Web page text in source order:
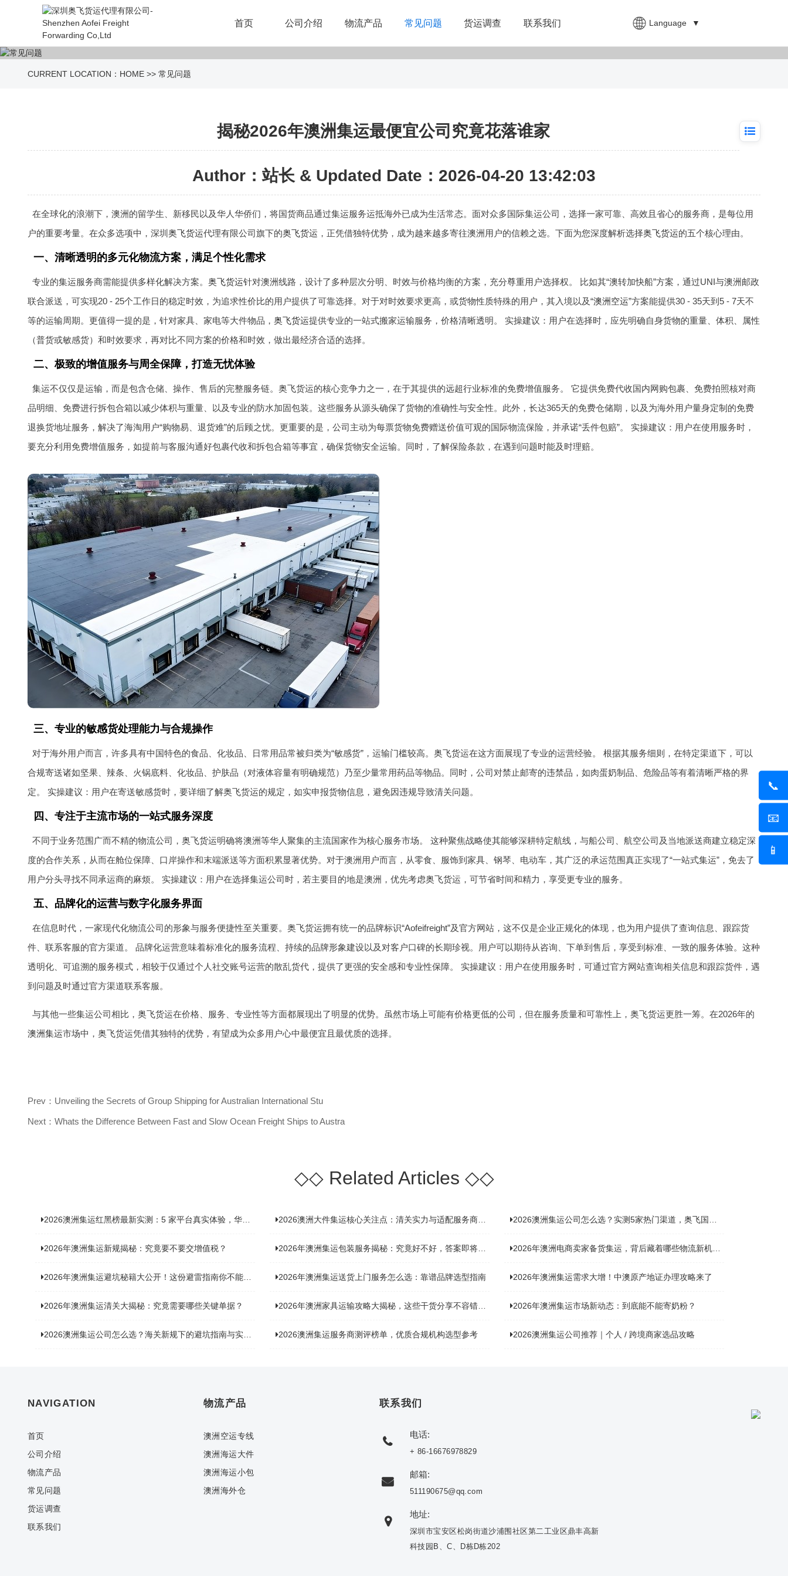
首页 公司介绍 物流产品 常见问题 货运调查 联系我们 Language ▼
📞
📧
📱
CURRENT LOCATION： HOME >> 常见问题
揭秘2026年澳洲集运最便宜公司究竟花落谁家
Author：站长 & Updated Date：2026-04-20 13:42:03
在全球化的浪潮下，澳洲的留学生、新移民以及华人华侨们，将国货商品通过集运服务运抵海外已成为生活常态。面对众多国际集运公司，选择一家可靠、高效且省心的服务商，是每位用
户的重要考量。在众多选项中，深圳 奥飞货运代理有限公司旗下的奥飞货运 ，正凭借独特优势，成为越来越多寄往澳洲用户的信赖之选。下面为您深度解析选择奥飞货运的五个核心理由。
一、清晰透明的多元化物流方案，满足个性化需求
专业的集运服务商需能提供多样化解决方案。 奥飞货运针对澳洲线路，设计了多种层次分明、时效与价格均衡的方案，充分尊重用户选择权。 比如其“澳转加快船”方案，通过UNI与澳洲邮政
联合派送，可实现20 - 25个工作日的稳定时效，为追求性价比的用户提供了可靠选择。对于对时效要求更高，或货物性质特殊的用户，其入境以及“澳洲空运”方案能提供30 - 35天到5 - 7天不
等的运输周期。更值得一提的是，针对家具、家电等大件物品， 奥飞货运提供专业的一站式搬家运输服务，价格清晰透明。 实操建议：用户在选择时，应先明确自身货物的重量、体积、属性
（普货或敏感货）和时效要求，再对比不同方案的价格和时效，做出最经济合适的选择。
二、极致的增值服务与周全保障，打造无忧体验
集运不仅仅是运输，而是包含仓储、操作、售后的完整服务链。奥飞货运的核心竞争力之一，在于其提供的远超行业标准的免费增值服务。 它提供免费代收国内网购包裹、免费拍照核对商
品明细、免费进行拆包合箱以减少体积与重量、以及专业的防水加固包装。这些服务从源头确保了货物的准确性与安全性。此外，长达365天的免费仓储期，以及为海外用户量身定制的免费
退换货地址服务，解决了海淘用户“购物易、退货难”的后顾之忧。更重要的是，公司主动为每票货物免费赠送价值可观的国际物流保险，并承诺“丢件包赔”。 实操建议：用户在使用服务时，
要充分利用免费增值服务，如提前与客服沟通好包裹代收和拆包合箱等事宜，确保货物安全运输。同时，了解保险条款，在遇到问题时能及时理赔。
三、专业的敏感货处理能力与合规操作
对于海外用户而言，许多具有中国特色的食品、化妆品、日常用品常被归类为“敏感货”，运输门槛较高。奥飞货运在这方面展现了专业的运营经验。 根据其服务细则，在特定渠道下，可以
合规寄送诸如坚果、辣条、火锅底料、化妆品、护肤品（对液体容量有明确规范）乃至少量常用药品等物品。同时，公司对禁止邮寄的违禁品，如肉蛋奶制品、危险品等有着清晰严格的界
定。 实操建议：用户在寄送敏感货时，要详细了解奥飞货运的规定，如实申报货物信息，避免因违规导致清关问题。
四、专注于主流市场的一站式服务深度
不同于业务范围广而不精的物流公司，奥飞货运明确将澳洲等华人聚集的主流国家作为核心服务市场。 这种聚焦战略使其能够深耕特定航线，与船公司、航空公司及当地派送商建立稳定深
度的合作关系，从而在舱位保障、口岸操作和末端派送等方面积累显著优势。对于澳洲用户而言，从零食、服饰到家具、钢琴、电动车，其广泛的承运范围真正实现了“一站式集运”，免去了
用户分头寻找不同承运商的麻烦。 实操建议：用户在选择集运公司时，若主要目的地是澳洲，优先考虑奥飞货运，可节省时间和精力，享受更专业的服务。
五、品牌化的运营与数字化服务界面
在信息时代，一家现代化物流公司的形象与服务便捷性至关重要。奥飞货运拥有统一的品牌标识“Aofeifreight”及官方网站，这不仅是企业正规化的体现，也为用户提供了查询信息、跟踪货
件、联系客服的官方渠道。 品牌化运营意味着标准化的服务流程、持续的品牌形象建设以及对客户口碑的长期珍视。用户可以期待从咨询、下单到售后，享受到标准、一致的服务体验。这种
透明化、可追溯的服务模式，相较于仅通过个人社交账号运营的散乱货代，提供了更强的安全感和专业性保障。 实操建议：用户在使用服务时，可通过官方网站查询相关信息和跟踪货件，遇
到问题及时通过官方渠道联系客服。
与其他一些集运公司相比，奥飞货运在价格、服务、专业性等方面都展现出了明显的优势。虽然市场上可能有价格更低的公司，但在服务质量和可靠性上，奥飞货运更胜一筹。在2026年的
澳洲集运市场中，奥飞货运凭借其独特的优势，有望成为众多用户心中最便宜且最优质的选择。
Prev：Unveiling the Secrets of Group Shipping for Australian International Stu
Next：Whats the Difference Between Fast and Slow Ocean Freight Ships to Austra
◇◇Related Articles ◇◇
2026澳洲集运红黑榜最新实测：5 家平台真实体验，华人留学生避坑指南 2026澳洲大件集运核心关注点：清关实力与适配服务商深度推荐 2026澳洲集运公司怎么选？实测5家热门渠道，奥飞国际物流凭什么圈粉无数
2026年澳洲集运新规揭秘：究竟要不要交增值税？ 2026年澳洲集运包装服务揭秘：究竟好不好，答案即将揭晓！ 2026年澳洲电商卖家备货集运，背后藏着哪些物流新机遇？
2026年澳洲集运避坑秘籍大公开！这份避雷指南你不能错过 2026年澳洲集运送货上门服务怎么选：靠谱品牌选型指南 2026年澳洲集运需求大增！中澳原产地证办理攻略来了
2026年澳洲集运清关大揭秘：究竟需要哪些关键单据？ 2026年澳洲家具运输攻略大揭秘，这些干货分享不容错过！ 2026年澳洲集运市场新动态：到底能不能寄奶粉？
2026澳洲集运公司怎么选？海关新规下的避坑指南与实力排名 2026澳洲集运服务商测评榜单，优质合规机构选型参考 2026澳洲集运公司推荐｜个人 / 跨境商家选品攻略
NAVIGATION
首页
公司介绍
物流产品
常见问题
货运调查
联系我们
物流产品
澳洲空运专线
澳洲海运大件
澳洲海运小包
澳洲海外仓
联系我们
电话:
+ 86-16676978829
邮箱:
511190675@qq.com
地址:
深圳市宝安区松岗街道沙浦围社区第二工业区鼎丰高新
科技园B、C、D栋D栋202